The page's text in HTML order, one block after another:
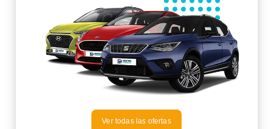
Ver todas las ofertas